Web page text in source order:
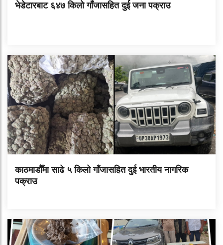
भेडेटारबाट ६४७ किलो गाँजासहित दुई जना पक्राउ
काठमाडौँमा साढे ५ किलो गाँजासहित दुई भारतीय नागरिक
पक्राउ